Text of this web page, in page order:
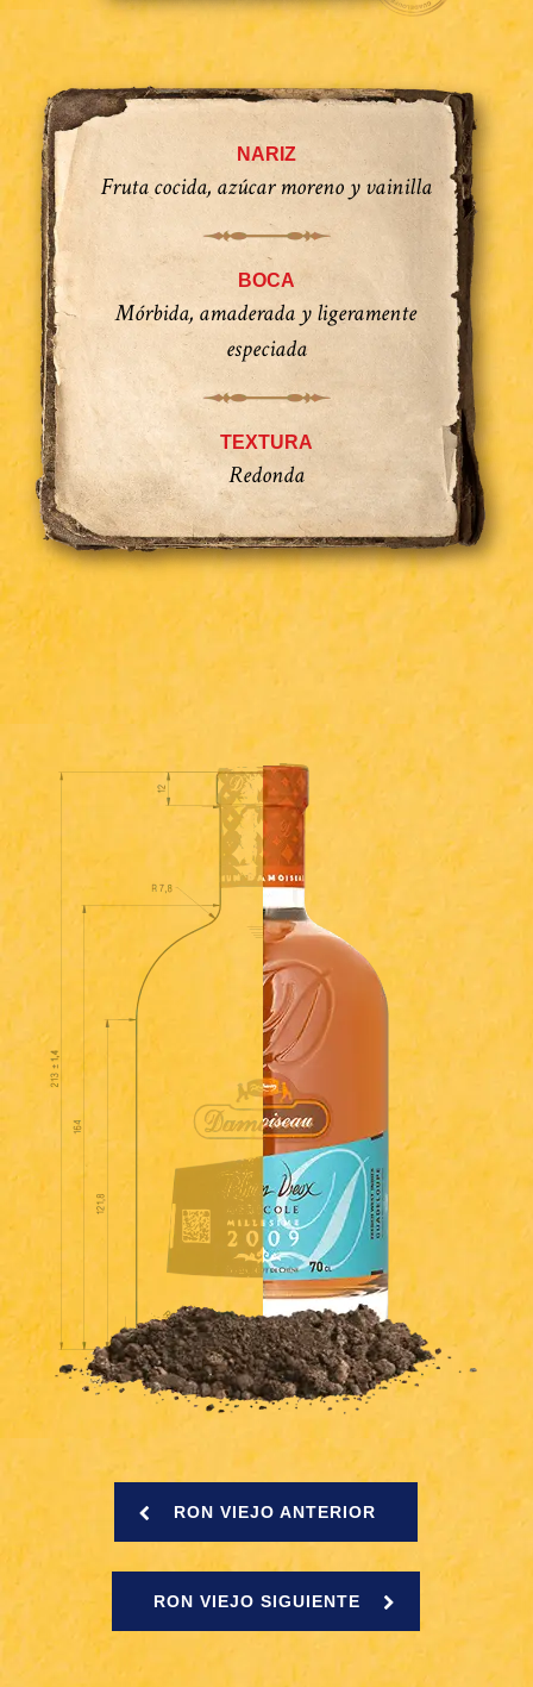
NARIZ
Fruta cocida, azúcar moreno y vainilla
BOCA
Mórbida, amaderada y ligeramente
especiada
TEXTURA
Redonda
RON VIEJO ANTERIOR
RON VIEJO SIGUIENTE